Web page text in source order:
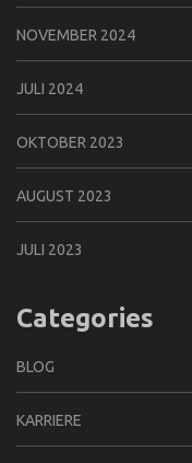
NOVEMBER 2024
JULI 2024
OKTOBER 2023
AUGUST 2023
JULI 2023
Categories
BLOG
KARRIERE